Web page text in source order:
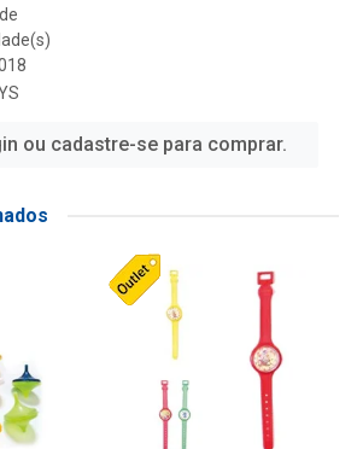
ou cadastre-se para comprar.